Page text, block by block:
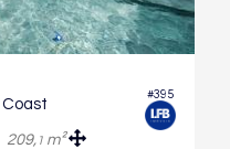
#395
209, 1 m²